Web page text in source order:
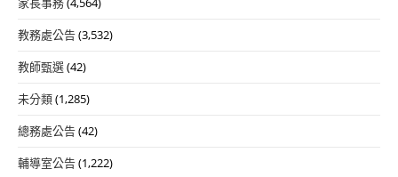
教務處公告(3,532)
教師甄選(42)
未分類(1,285)
總務處公告(42)
輔導室公告(1,222)